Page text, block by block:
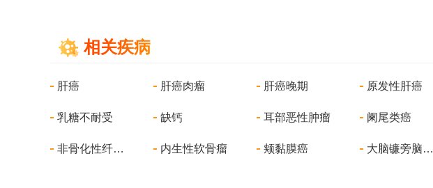
相关疾病
肝癌 肝癌肉瘤 肝癌晚期 原发性肝癌
乳糖不耐受 缺钙 耳部恶性肿瘤 阑尾类癌
非骨化性纤维瘤 内生性软骨瘤 颊黏膜癌 大脑镰旁脑膜瘤